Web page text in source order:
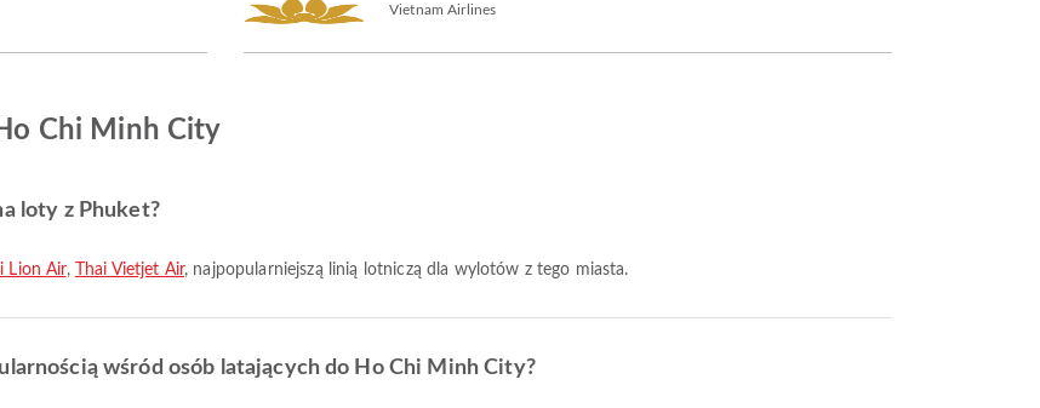
Vietnam Airlines
Chi Minh City
loty z Phuket?
Lion Air, Thai Vietjet Air, najpopularniejszą linią lotniczą dla wylotów z tego miasta.
wśród osób latających do Ho Chi Minh City?